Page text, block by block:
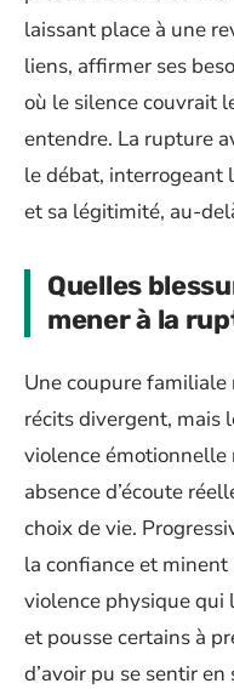
laissant place à une
liens, affirmer ses
où le silence couvrait
entendre. La rupture
le débat, interrogeant
et sa légitimité, au-
Quelles
mener à la
Une coupure familiale
récits divergent, mais
violence émotionnelle
absence d’écoute
choix de vie.
la confiance et minent
violence physique qui
et pousse certains à
d’avoir pu se sentir